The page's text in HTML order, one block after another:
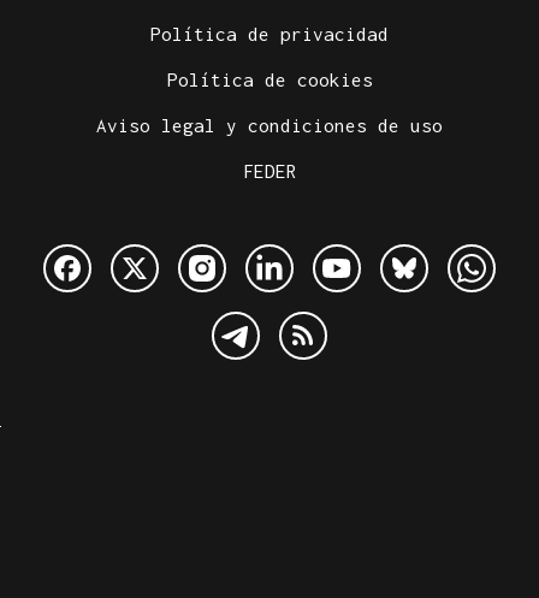
Política de privacidad
Política de cookies
Aviso legal y condiciones de uso
FEDER